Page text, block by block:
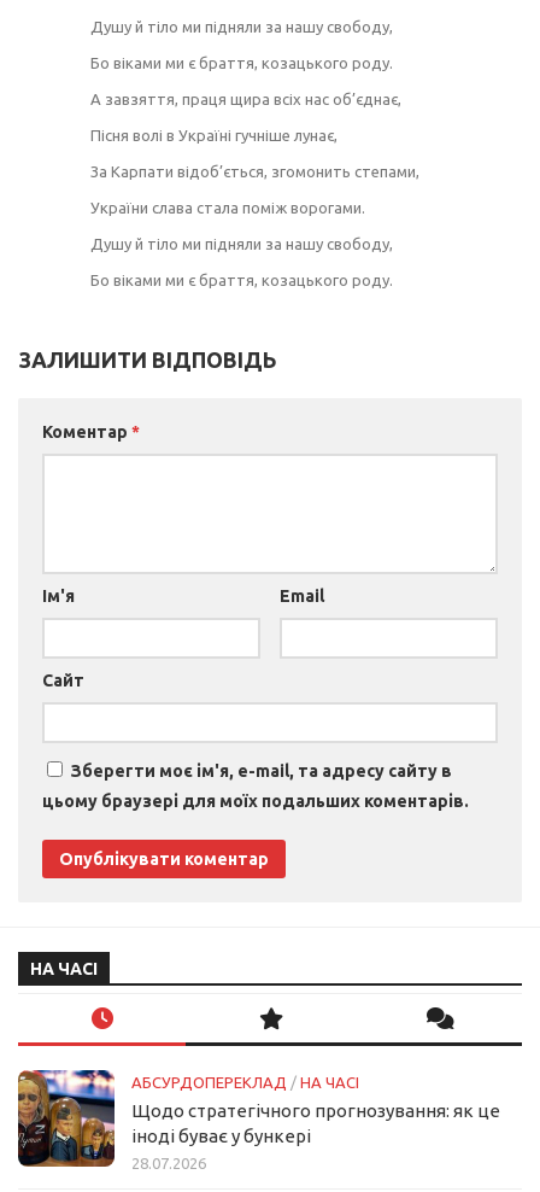
Душу й тіло ми підняли за нашу свободу,
Бо віками ми є браття, козацького роду.
А завзяття, праця щира всіх нас об’єднає,
Пісня волі в Україні гучніше лунає,
За Карпати відоб’ється, згомонить степами,
України слава стала поміж ворогами.
Душу й тіло ми підняли за нашу свободу,
Бо віками ми є браття, козацького роду.
ЗАЛИШИТИ ВІДПОВІДЬ
Коментар *
Ім'я Email
Сайт
Зберегти моє ім'я, e-mail, та адресу сайту в
цьому браузері для моїх подальших коментарів.
НА ЧАСІ
АБСУРДОПЕРЕКЛАД / НА ЧАСІ
Щодо стратегічного прогнозування: як це
іноді буває у бункері
28.07.2026